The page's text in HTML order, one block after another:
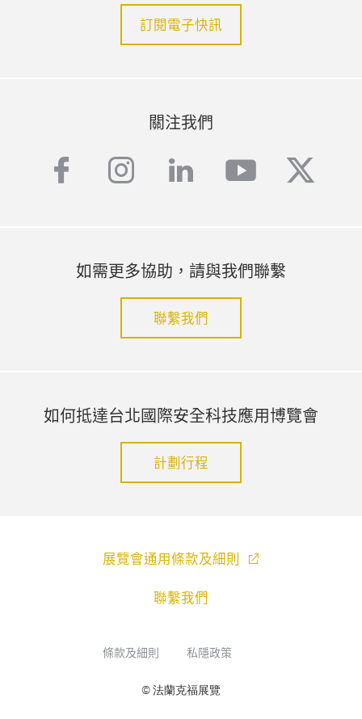
訂閱電子快訊
關注我們
facebook
instagram
linkedinyoutube
如需更多協助，請與我們聯繫
聯繫我們
如何抵達台北國際安全科技應用博覽會
計劃行程
展覽會通用條款及細則
聯繫我們
條款及細則 私隱政策
© 法蘭克福展覽